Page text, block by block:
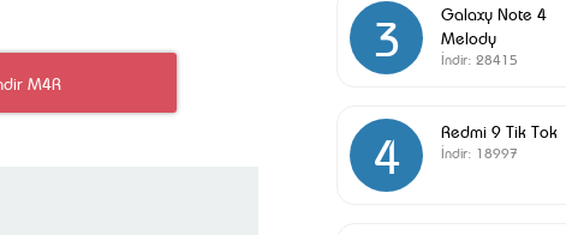
M4R
3
Galaxy Note 4
Melody
İndir: 28415
4 Redmi 9 Tik Tok
İndir: 18997